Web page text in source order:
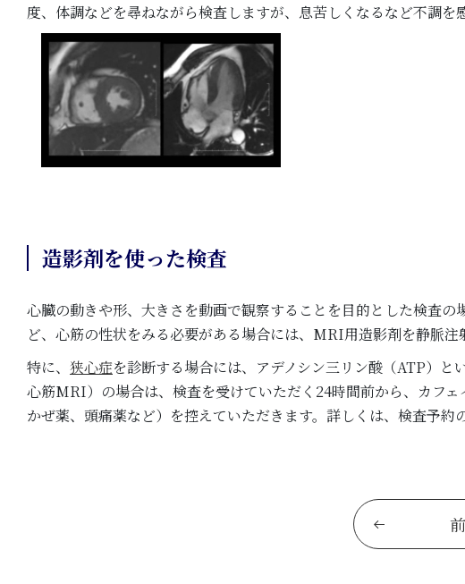
度、体調などを尋ねながら検査しますが、息苦しくなるなど不調を
造影剤を使った検査
心臓の動きや形、大きさを動画で観察することを目的とした検査の
ど、心筋の性状をみる必要がある場合には、MRI用造影剤を静脈注
特に、 狭心症を診断する場合には、アデノシン三リン酸（ATP）
心筋MRI）の場合は、検査を受けていただく24時間前から、カフ
かぜ薬、頭痛薬など）を控えていただきます。詳しくは、検査予約